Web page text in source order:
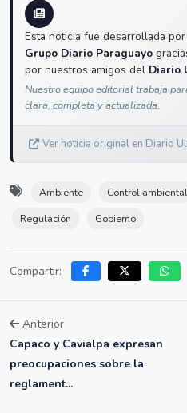
Esta noticia fue desarrollada
Grupo Diario Paraguayo
por nuestros amigos del Diario
Nuestro equipo editorial trabaja
clara, completa y actualizada.
Ver noticia original en Diario
Ambiente Control ambiental
Regulación
Gobierno
Compartir:
Anterior
Capaco y Cavialpa expresan
preocupaciones sobre la
reglament...